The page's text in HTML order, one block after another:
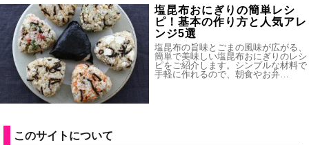
塩昆布おにぎりの簡単レシ
ピ！基本の作り方と人気アレ
ンジ5選
塩昆布の旨味とごまの風味が広がる、
簡単で美味しい塩昆布おにぎりのレシ
ピをご紹介します。シンプルな材料で
手軽に作れるので、朝食やお弁…
このサイトについて